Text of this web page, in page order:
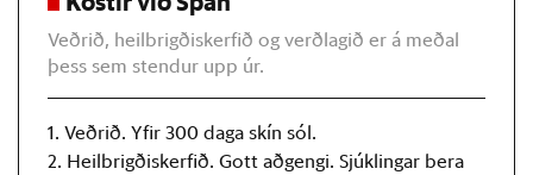
Veðrið, heilbrigðiskerfið og verðlagið er á meðal
þess sem stendur upp úr.
1. Veðrið. Yfir 300 daga skín sól.
2. Heilbrigðiskerfið. Gott aðgengi. Sjúklingar bera